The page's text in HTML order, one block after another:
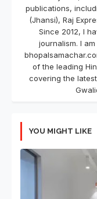
publications,
(Jhansi), Raj
Since 2012, I
journalism. I
of the leading
covering the
YOU MIGHT LIKE